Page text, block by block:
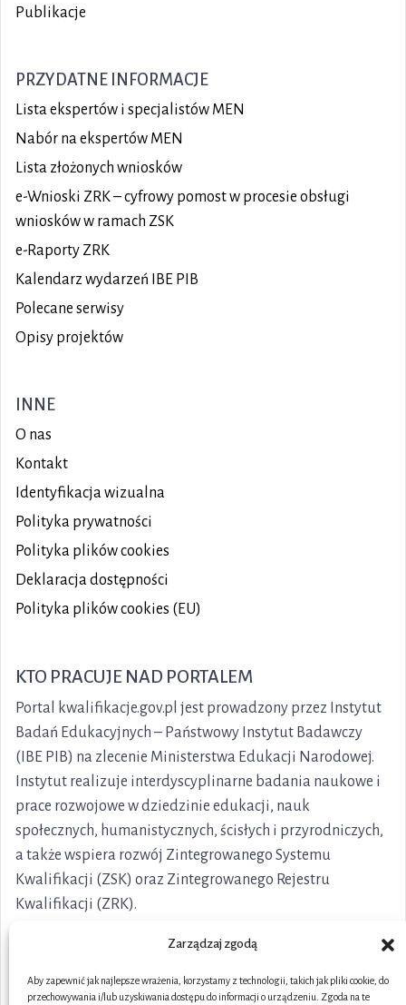
Zarządzaj zgodą
Aby zapewnić jak najlepsze wrażenia, korzystamy z technologii, takich jak pliki cookie, do
przechowywania i/lub uzyskiwania dostępu do informacji o urządzeniu. Zgoda na te
Publikacje
PRZYDATNE INFORMACJE
Lista ekspertów i specjalistów MEN
Nabór na ekspertów MEN
Lista złożonych wniosków
e-Wnioski ZRK – cyfrowy pomost w procesie obsługi
wniosków w ramach ZSK
e-Raporty ZRK
Kalendarz wydarzeń IBE PIB
Polecane serwisy
Opisy projektów
INNE
O nas
Kontakt
Identyfikacja wizualna
Polityka prywatności
Polityka plikówcookies
Deklaracja dostępności
Polityka plików cookies (EU)
KTO PRACUJE NAD PORTALEM
Portal kwalifikacje.gov.pl jest prowadzony przez Instytut
Badań Edukacyjnych – Państwowy Instytut Badawczy
(IBE PIB) na zlecenie Ministerstwa Edukacji Narodowej.
Instytut realizuje interdyscyplinarne badania naukowe i
prace rozwojowe w dziedzinie edukacji, nauk
społecznych, humanistycznych, ścisłych i przyrodniczych,
a także wspiera rozwój Zintegrowanego Systemu
Kwalifikacji (ZSK) oraz Zintegrowanego Rejestru
Kwalifikacji (ZRK).